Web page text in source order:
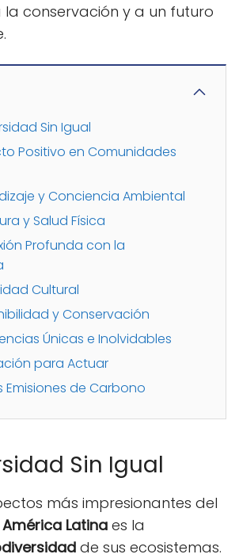
conservación y a un futuro
Sin Igual
Positivo en Comunidades
y Conciencia Ambiental
y Salud Física
Profunda con la
Cultural
y Conservación
Únicas e Inolvidables
para Actuar
Emisiones de Carbono
Sin Igual
más impresionantes del
América Latina es la
de sus ecosistemas.